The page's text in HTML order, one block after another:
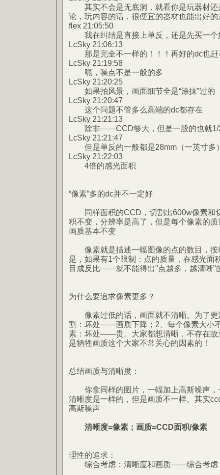
其实不会是无底洞，就看你是玩器材还
论，玩内容的话，很便宜的器材也能出好
flex 21:05:50
我在纠结是直接上单反，还是先买一个
LcSky 21:06:13
那是完全不一样的！！！再好的dc也赶
LcSky 21:19:58
呃，噪点不是一般的多
LcSky 21:20:25
如果拍风景，画面细节全是“涂抹”过的
LcSky 21:20:47
这个问题不管多么高端的dc都存在
LcSky 21:21:13
除非——CCD够大，但是一般的也就1/
LcSky 21:21:47
但是单反的一般都是28mm（一英寸多
LcSky 21:22:03
4倍的感光面积
“像素”多的dc并不一定好
同样面积的CCD，切割出600w像素和
积不变，分辨率是高了，但是每个像素的
画质基本不变
像素就是描述一幅图像的点的数目，按
是，如果有1个限制：点的质量，在感光面
目成反比——就不能得出"点越多，越清晰"
为什么要追求像素更多？
像素过低的话，画面就不清晰。为了更
割：坏处——画质下降；2、每个像素大小
素：坏处——贵。大家都想清晰，不存在故
是牺牲画质这个大家不常关心的因素的！
总结画质与清晰度：
你拿同样的图片，一幅加上高斯噪声，
清晰度是一样的，但是画质不一样。其实
高斯噪声
清晰度=像素；画质=CCD面积/像素
理性的追求：
综合考虑：清晰度和画质——综合考虑